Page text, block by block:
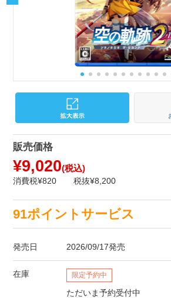
販売価格
¥9,020(税込)
消費税¥820 税抜¥8,200
91ポイントサービス
発売日 2026/09/17発売
在庫 限定予約中
ただいま予約受付中